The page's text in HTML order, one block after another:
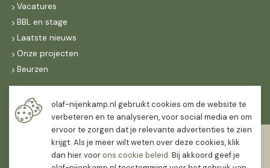
Vacatures
BBL en stage
Laatste nieuws
Onze projecten
Beurzen
Maandag t/m vrijdag
07:30-
16:30
12:00
olaf-nijenkamp.nl gebruikt cookies om de website te
verbeteren en te analyseren, voor social media en om
ervoor te zorgen dat je relevante advertenties te zien
krijgt. Als je meer wilt weten over deze cookies, klik
dan hier voorons cookie beleid. Bij akkoord geef je